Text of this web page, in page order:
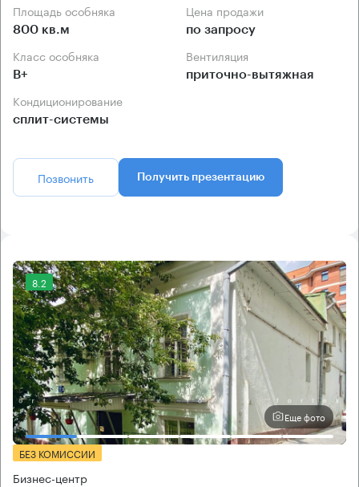
Площадь особняка
800 кв.м
Цена продажи
по запросу
Класс особняка
B+
Вентиляция
приточно-вытяжная
Кондиционирование
сплит-системы
Позвонить Получить презентацию
8.2
Еще фото
БЕЗ КОМИССИИ
Бизнес-центр